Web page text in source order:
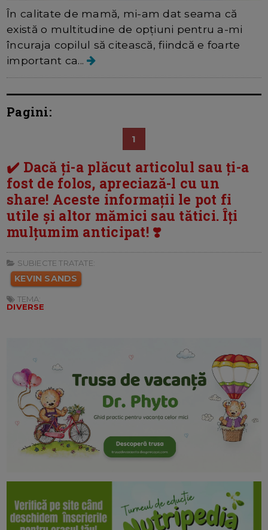
În calitate de mamă, mi-am dat seama că
există o multitudine de opțiuni pentru a-mi
încuraja copilul să citească, fiindcă e foarte
important ca...
Pagini:
1
✔️ Dacă ți-a plăcut articolul sau ți-a
fost de folos, apreciază-l cu un
share! Aceste informații le pot fi
utile și altor mămici sau tătici. Îți
mulțumim anticipat! ❣️
SUBIECTE TRATATE:
KEVIN SANDS
TEMA:
DIVERSE